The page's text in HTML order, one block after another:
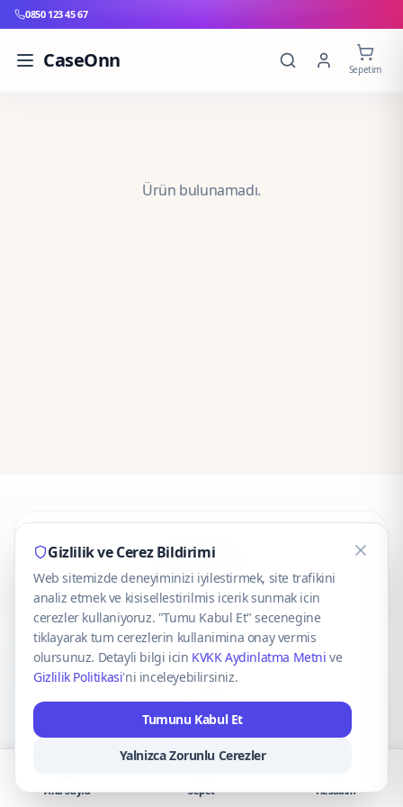
0850 123 45 67
CaseOnn Sepetim
Ürün bulunamadı.
CaseOnn
© 2025 CaseOnn. Tüm hakları saklıdır.
VISA Mastercard
Gizlilik ve Cerez Bildirimi
Web sitemizde deneyiminizi iyilestirmek, site trafikini
analiz etmek ve kisisellestirilmis icerik sunmak icin
cerezler kullaniyoruz. "Tumu Kabul Et" secenegine
tiklayarak tum cerezlerin kullanimina onay vermis
olursunuz. Detayli bilgi icin KVKK Aydinlatma Metni ve
Gizlilik Politikasi'ni inceleyebilirsiniz.
Tumunu Kabul Et
Yalnizca Zorunlu Cerezler
Ana Sayfa Sepet Hesabım